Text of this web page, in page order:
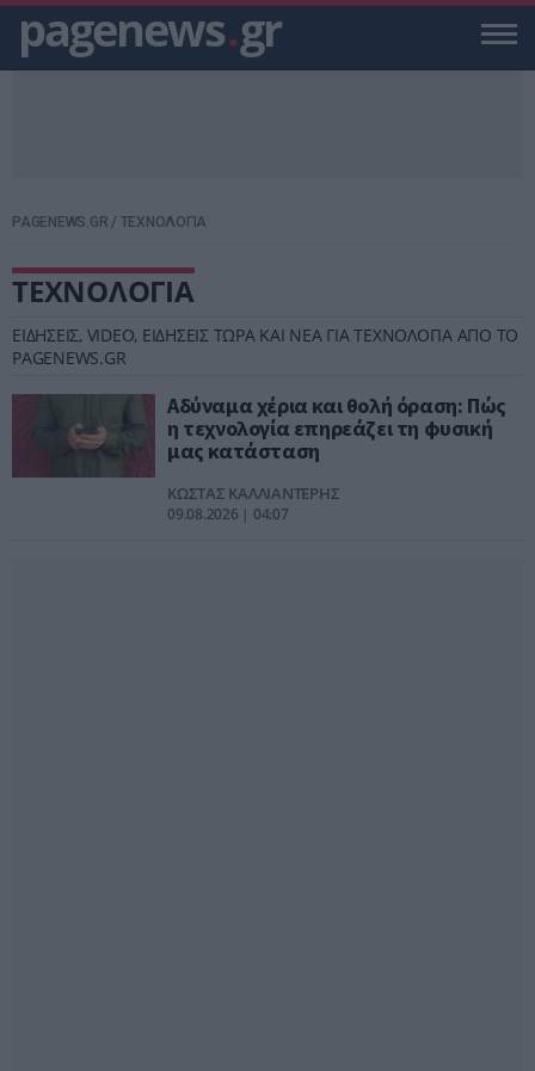
pagenews.gr
PAGENEWS.GR / ΤΕΧΝΟΛΟΓΙΑ
ΤΕΧΝΟΛΟΓΙΑ
ΕΙΔΗΣΕΙΣ, VIDEO, ΕΙΔΗΣΕΙΣ ΤΩΡΑ ΚΑΙ ΝΕΑ ΓΙΑ ΤΕΧΝΟΛΟΓΙΑ ΑΠΟ ΤΟ
PAGENEWS.GR
Αδύναμα χέρια και θολή όραση: Πώς
η τεχνολογία επηρεάζει τη φυσική
μας κατάσταση
ΚΩΣΤΑΣ ΚΑΛΛΙΑΝΤΕΡΗΣ
09.08.2026 | 04:07